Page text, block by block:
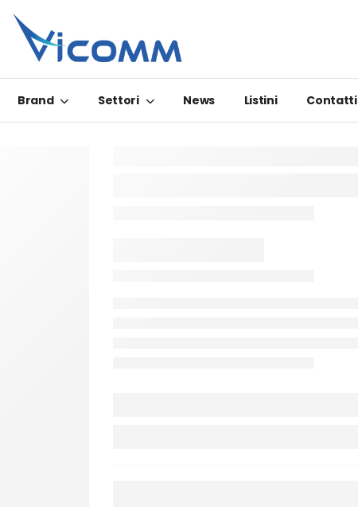
Brand Settori News Listini Contatti